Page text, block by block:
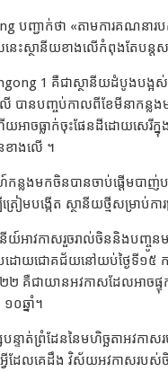
បញ្ជាក់ថា «តាមការគណនារ
នេះស្ថានីយខាងលើកំពុងតែបន្
1 គឺជាស្ថានីយដំបូងបង្អ
ើ បានបញ្ចប់កាលពីខែមីនាកន្
យអាចធ្លាក់ចុះផែនដីដោយសេរីក្
ខាងលើ ។
កន្លងមកចិនបានចាប់ផ្តើមបា
រៀមបង្កើត ស្ថានីយថ្មីសម្រាប់ការ
ានីយ៍អាវកាសរួចរាល់ចិននិងបញ្
ដោយជោគជ័យនៅយប់ថ្ងៃទី១៥ ក
២២ គឺជាយានអវកាសដែលអាច
០ឆ្នាំ។
ែបន្ទាត់ព្រំដែននៃមហិច្ឆតាអវ
វីដែលគេដឹង វិស័យអវកាសរបស់